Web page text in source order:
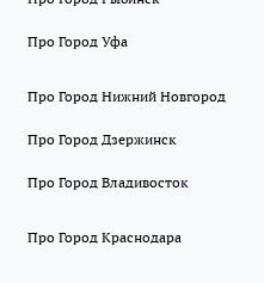
Про Город Уфа
Про Город Нижний Новгород
Про Город Дзержинск
Про Город Владивосток
Про Город Краснодара